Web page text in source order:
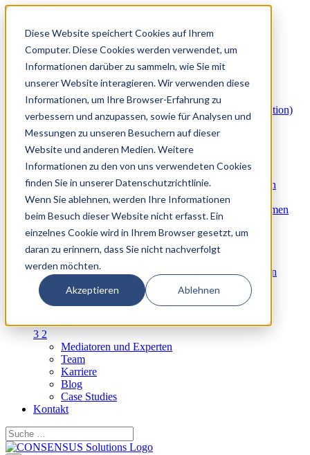
Diese Website speichert Cookies auf Ihrem
Computer. Diese Cookies werden verwendet, um
Informationen darüber zu sammeln, wie Sie mit
unserer Website interagieren. Wir verwenden diese
Informationen, um Ihre Browser-Erfahrung zu
verbessern und anzupassen, sowie für Analysen und
Messungen zu unseren Besuchern auf dieser
Website und anderen Medien. Weitere
Informationen zu den von uns verwendeten Cookies
finden Sie in unserer Datenschutzrichtlinie.
Wenn Sie ablehnen, werden Ihre Informationen
beim Besuch dieser Website nicht erfasst. Ein
einzelnes Cookie wird in Ihrem Browser gesetzt, um
daran zu erinnern, dass Sie nicht nachverfolgt
werden möchten.
Akzeptieren Ablehnen
Mediation & Konfliktlösung
3 2
Team & Gruppenmediation
Konfliktberatung & Konfliktcoaching
Wirtschaftsmediation
Akute Mediator:innen-Buchung (Notfallintervention)
Externer Mediatorenpool für Unternehmen
ADR & Beteiligungsverfahren
3 2
Schlichtung und Moderation
Beteiligungsverfahren und Mediative Moderation
Ombudsstelle & Interne Konfliktklärung
Personalrelevante Untersuchungen im Unternehmen
Konfliktprävention & Konfliktmanagement
3 2
Konfliktpräventionsprogramme
Entwicklung von Konfliktmanagement-Systemen
Konfliktkultur-Analyse und Audit
Krisenkommunikation
Mitarbeiterbefragung
3 2
Mediatoren und Experten
Team
Karriere
Blog
Case Studies
Kontakt